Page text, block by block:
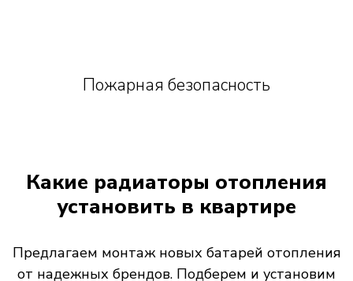
Пожарная безопасность
Какие радиаторы отопления
установить в квартире
Предлагаем монтаж новых батарей отопления
от надежных брендов. Подберем и установим